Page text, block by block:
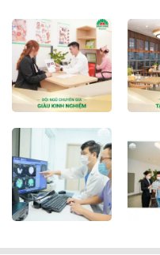
16,500,000 VND/
Nội soi dạ dày NBI
2,480,000 VND/
2,400,000 VND/
Nội soi đại tràng
tháo)
3,200,000 VND/